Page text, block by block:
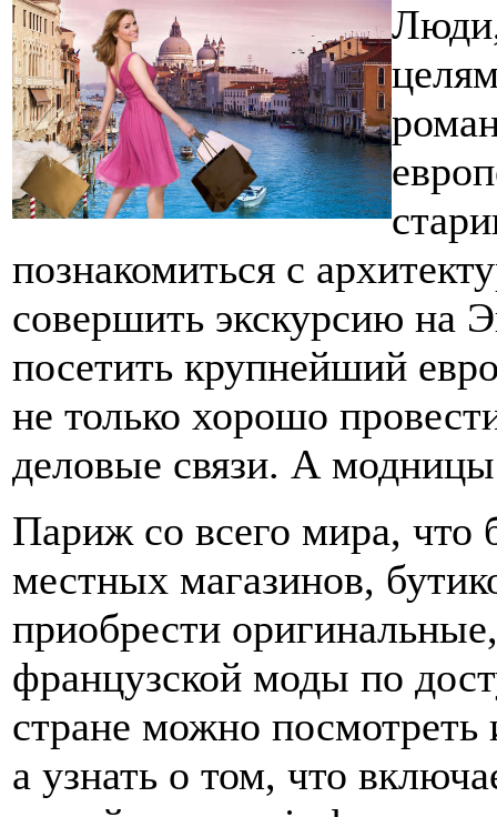
познакомиться с
совершить экскурсию на
посетить крупнейший
не только хорошо
деловые связи. А
Париж со всего мира, что
местных магазинов,
приобрести
французской моды по
стране можно посмотреть
а узнать о том, что